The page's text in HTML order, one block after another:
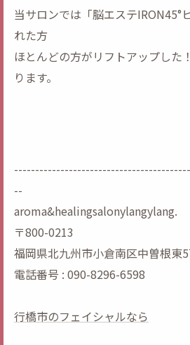
当サロンでは「脳エステIRON45°
れた方
ほとんどの方がリフトアップした
ります。
--
aroma&healingsalonylangylang.
〒800-0213
福岡県北九州市小倉南区中曽根東
電話番号 : 090-8296-6598
行橋市のフェイシャルなら